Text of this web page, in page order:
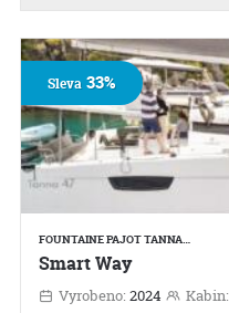
FOUNTAINE PAJOT TANNA…
Smart Way
Vyrobeno: 2024 Kabin:
Sleva33%